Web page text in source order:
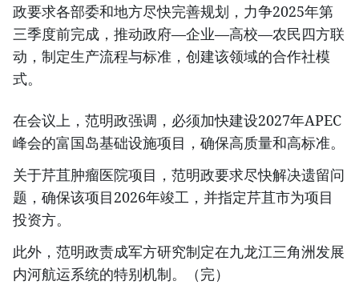
政要求各部委和地方尽快完善规划，力争2025年第
三季度前完成，推动政府—企业—高校—农民四方联
动，制定生产流程与标准，创建该领域的合作社模
式。
在会议上，范明政强调，必须加快建设2027年APEC
峰会的富国岛基础设施项目，确保高质量和高标准。
关于芹苴肿瘤医院项目，范明政要求尽快解决遗留问
题，确保该项目2026年竣工，并指定芹苴市为项目
投资方。
此外，范明政责成军方研究制定在九龙江三角洲发展
内河航运系统的特别机制。（完）